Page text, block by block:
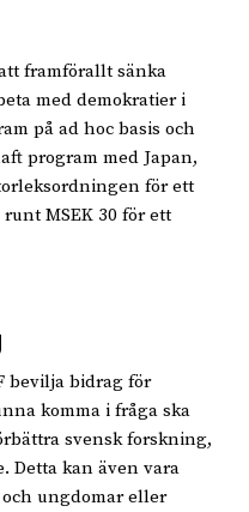
framförallt sänka
med demokratier i
på ad hoc basis och
program med Japan,
för ett
MSEK 30 för ett
bevilja bidrag för
komma i fråga ska
svensk forskning,
Detta kan även vara
ungdomar eller